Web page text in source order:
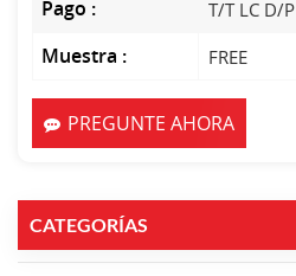
Pago : T/T LC D/P
Muestra : FREE
PREGUNTE AHORA
CATEGORÍAS